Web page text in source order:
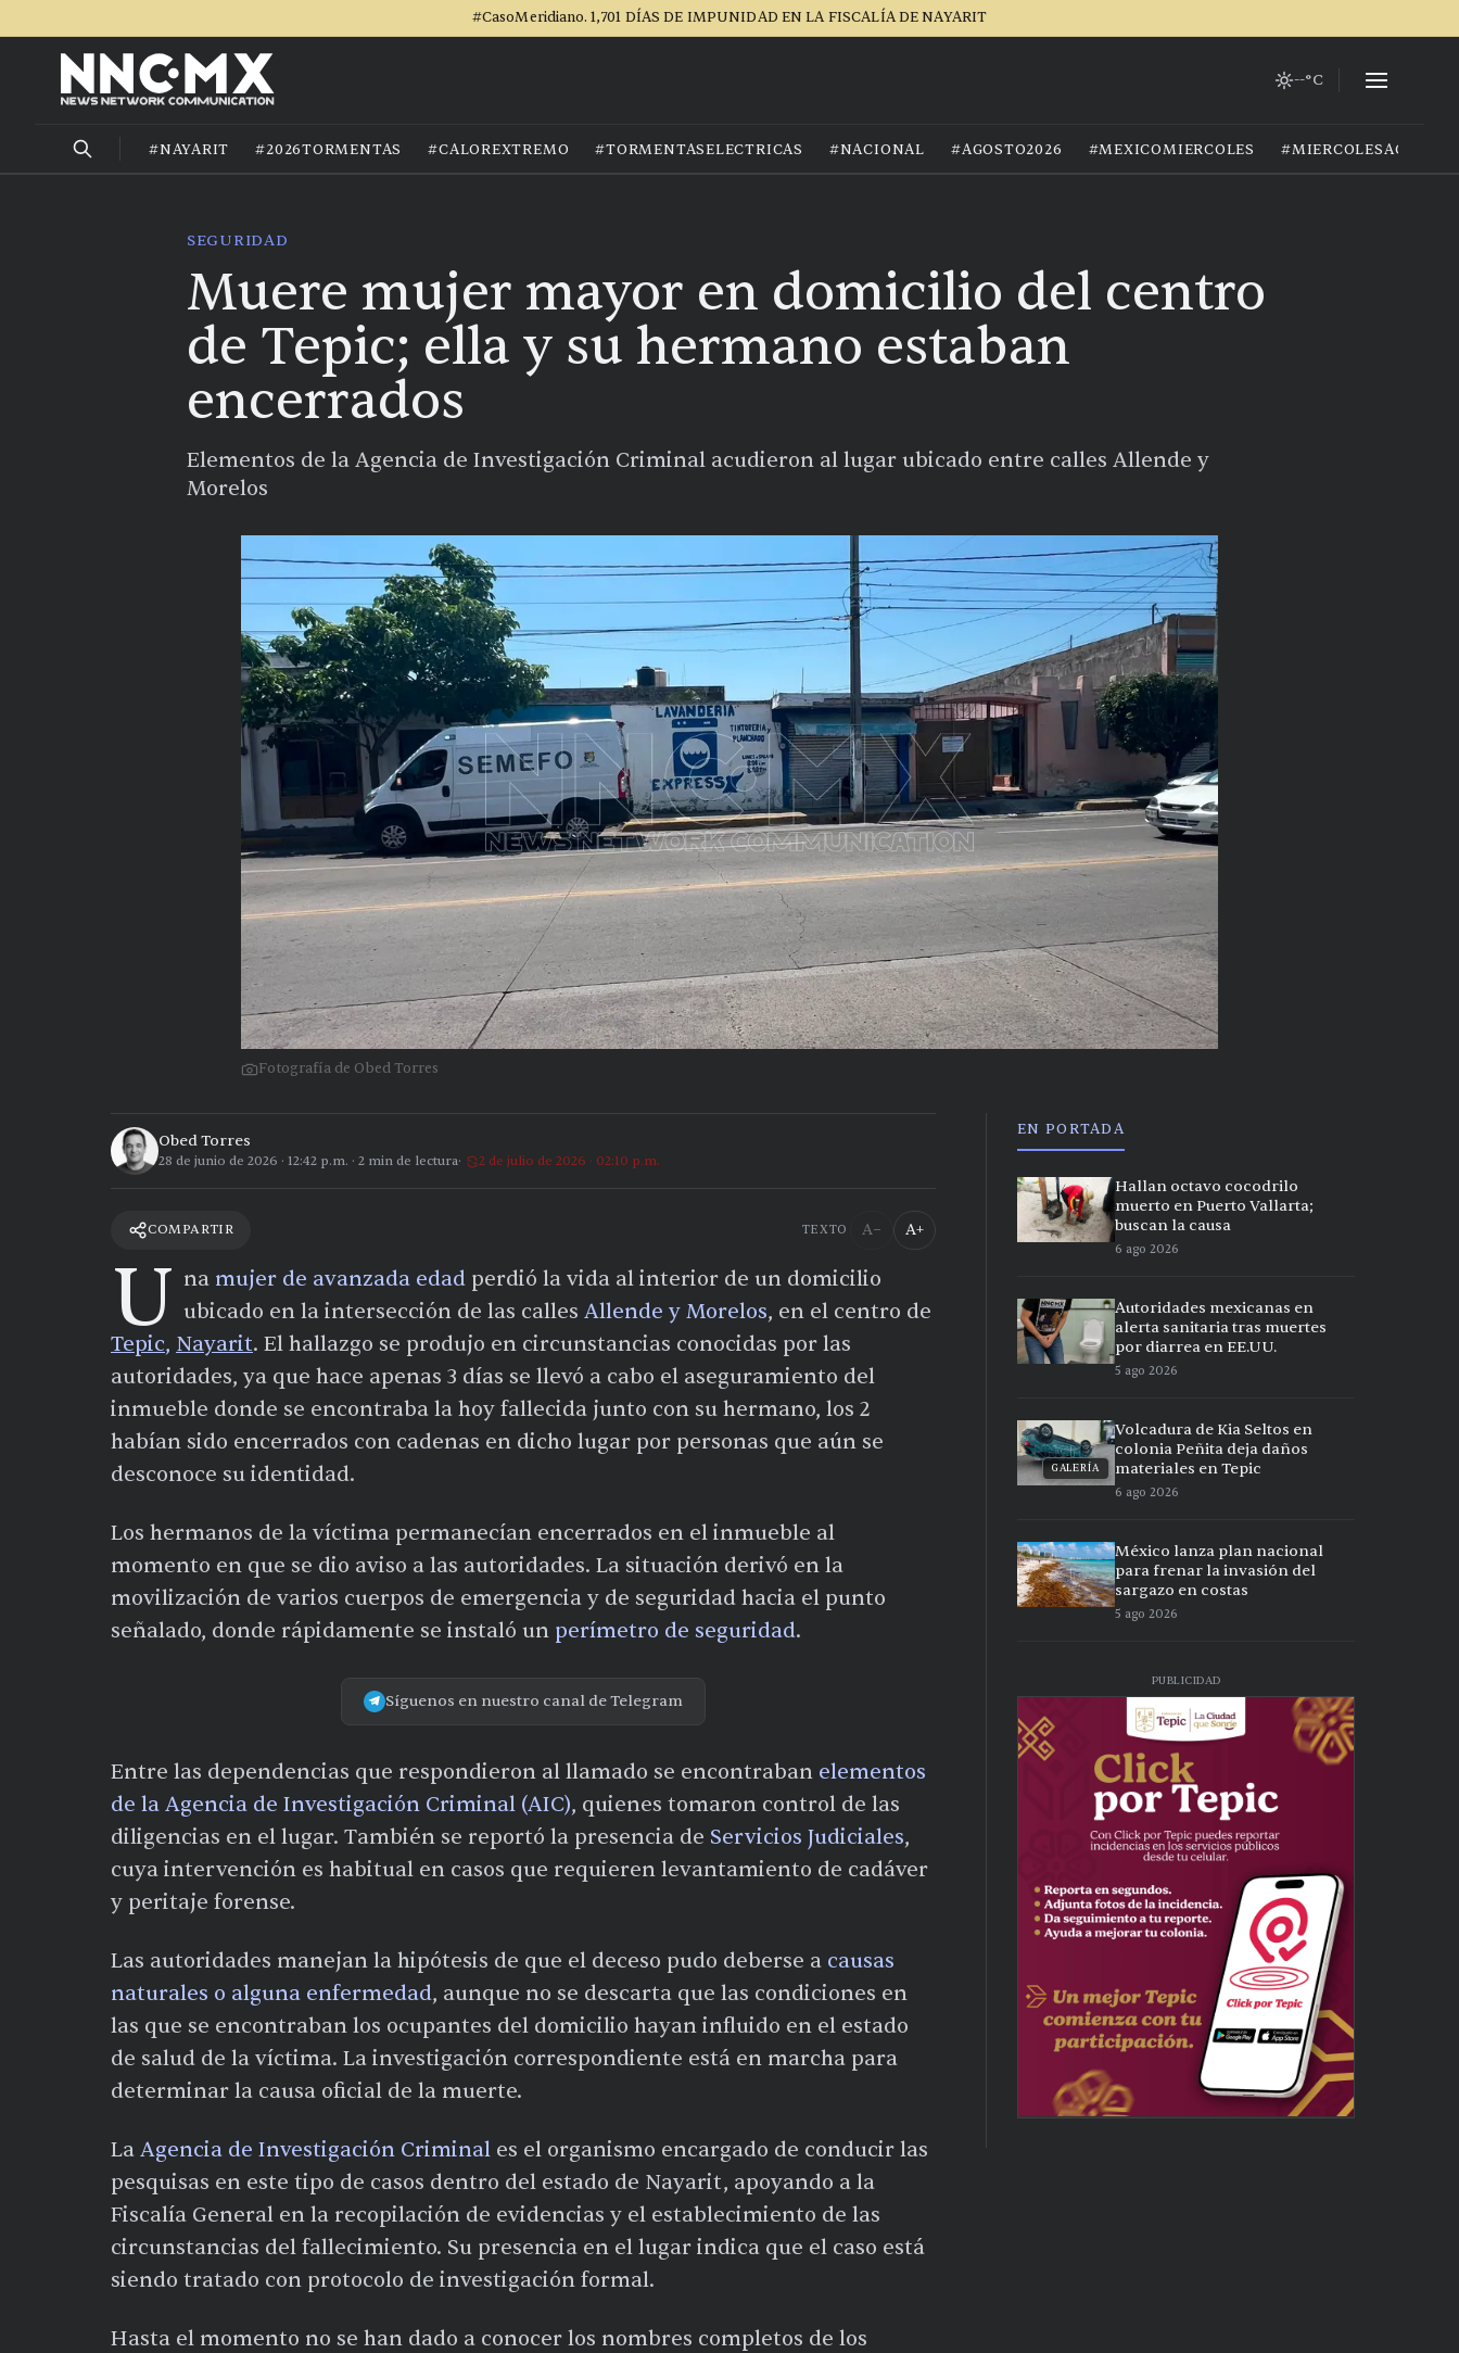
#CasoMeridiano. 1,701 DÍAS DE IMPUNIDAD EN LA FISCALÍA DE NAYARIT
--°C
#NAYARIT #2026TORMENTAS #CALOREXTREMO #TORMENTASELECTRICAS #NACIONAL #AGOSTO2026 #MEXICOMIERCOLES #MIERCOLESAGOSTO
SEGURIDAD
Muere mujer mayor en domicilio del centro
de Tepic; ella y su hermano estaban
encerrados
Elementos de la Agencia de Investigación Criminal acudieron al lugar ubicado entre calles Allende y
Morelos
Fotografía de Obed Torres
Obed Torres
28 de junio de 2026 · 12:42 p.m. · 2 min de lectura 2 de julio de 2026 · 02:10 p.m.
COMPARTIR TEXTO A− A+
U na mujer de avanzada edad perdió la vida al interior de un domicilio
ubicado en la intersección de las calles Allende y Morelos, en el centro de
Tepic, Nayarit. El hallazgo se produjo en circunstancias conocidas por las
autoridades, ya que hace apenas 3 días se llevó a cabo el aseguramiento del
inmueble donde se encontraba la hoy fallecida junto con su hermano, los 2
habían sido encerrados con cadenas en dicho lugar por personas que aún se
desconoce su identidad.
Los hermanos de la víctima permanecían encerrados en el inmueble al
momento en que se dio aviso a las autoridades. La situación derivó en la
movilización de varios cuerpos de emergencia y de seguridad hacia el punto
señalado, donde rápidamente se instaló un perímetro de seguridad.
Síguenos en nuestro canal de Telegram
Entre las dependencias que respondieron al llamado se encontraban elementos
de la Agencia de Investigación Criminal (AIC), quienes tomaron control de las
diligencias en el lugar. También se reportó la presencia de Servicios Judiciales,
cuya intervención es habitual en casos que requieren levantamiento de cadáver
y peritaje forense.
Las autoridades manejan la hipótesis de que el deceso pudo deberse a causas
naturales o alguna enfermedad, aunque no se descarta que las condiciones en
las que se encontraban los ocupantes del domicilio hayan influido en el estado
de salud de la víctima. La investigación correspondiente está en marcha para
determinar la causa oficial de la muerte.
La Agencia de Investigación Criminal es el organismo encargado de conducir las
pesquisas en este tipo de casos dentro del estado de Nayarit, apoyando a la
Fiscalía General en la recopilación de evidencias y el establecimiento de las
circunstancias del fallecimiento. Su presencia en el lugar indica que el caso está
siendo tratado con protocolo de investigación formal.
Hasta el momento no se han dado a conocer los nombres completos de los
EN PORTADA
Hallan octavo cocodrilo
muerto en Puerto Vallarta;
buscan la causa
6 ago 2026
Autoridades mexicanas en
alerta sanitaria tras muertes
por diarrea en EE.UU.
5 ago 2026
GALERÍA
Volcadura de Kia Seltos en
colonia Peñita deja daños
materiales en Tepic
6 ago 2026
México lanza plan nacional
para frenar la invasión del
sargazo en costas
5 ago 2026
PUBLICIDAD